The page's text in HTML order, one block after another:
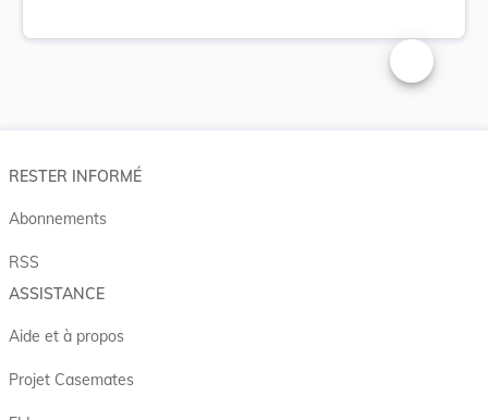
Changer la
RESTER INFORMÉ
Abonnements
RSS
ASSISTANCE
Aide et à propos
Projet Casemates